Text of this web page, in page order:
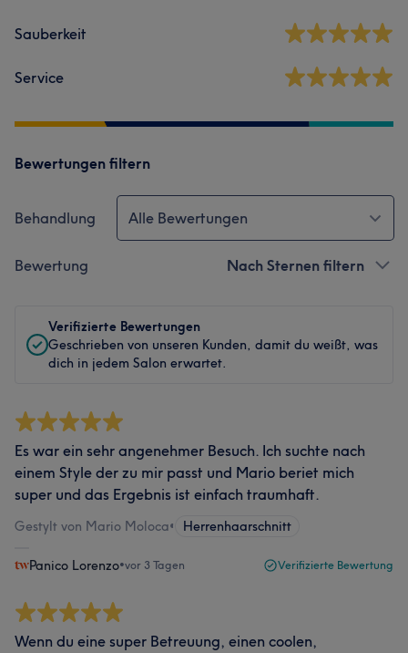
Sauberkeit
Service
Bewertungen filtern
Behandlung Alle Bewertungen
Bewertung Nach Sternen filtern
Verifizierte Bewertungen
Geschrieben von unseren Kunden, damit du weißt, was
dich in jedem Salon erwartet.
Es war ein sehr angenehmer Besuch. Ich suchte nach
einem Style der zu mir passt und Mario beriet mich
super und das Ergebnis ist einfach traumhaft.
Gestylt von Mario Moloca• Herrenhaarschnitt
Panico Lorenzo•vor 3 Tagen Verifizierte Bewertung
Wenn du eine super Betreuung, einen coolen,